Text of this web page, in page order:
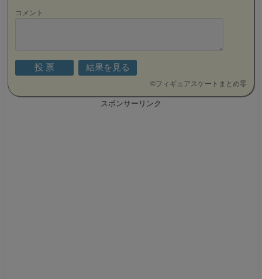
コメント
©フィギュアスケートまとめ零
スポンサーリンク